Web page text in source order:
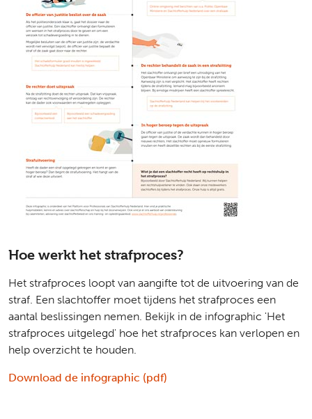
Hoe werkt het strafproces?
Het strafproces loopt van aangifte tot de uitvoering van de
straf. Een slachtoffer moet tijdens het strafproces een
aantal beslissingen nemen. Bekijk in de infographic 'Het
strafproces uitgelegd' hoe het strafproces kan verlopen en
help overzicht te houden.
Download de infographic (pdf)